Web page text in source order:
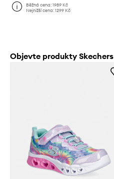
Běžná cena:1989 Kč
Nejnižší cena:1299 Kč
Objevte produkty Skechers